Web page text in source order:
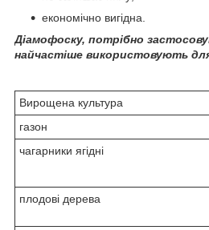
економічно вигідна.
Діамофоску, потрібно
найчастіше використовують
Вирощена культура
газон
чагарники ягідні
плодові дерева